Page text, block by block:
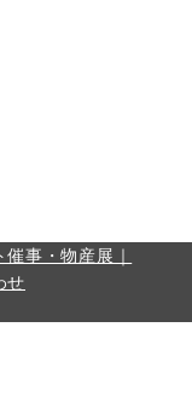
事・物産展｜
せ